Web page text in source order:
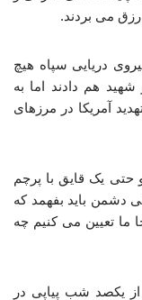
رزق می بردند.
دریایی سپاه هیچ
و شهید هم دادند اما به
آمریکا در مرزهای
ناو شکن و حتی یک قایق با پرچم
دشمن باید بفهمد که
ما تعیین می کنیم چه
یکصد شب پیاپی در